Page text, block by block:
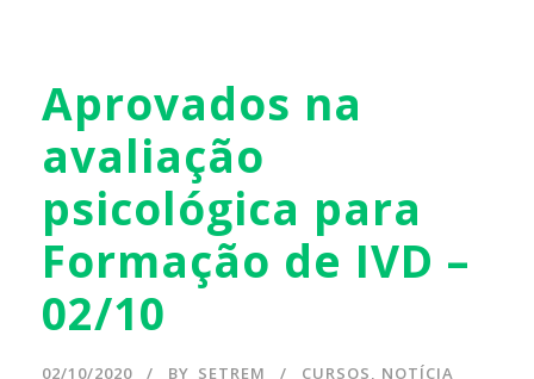
Aprovados na
avaliação
psicológica para
Formação de IVD –
02/10
02/10/2020 BY SETREM CURSOS, NOTÍCIA